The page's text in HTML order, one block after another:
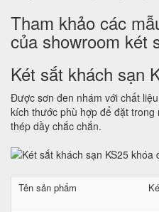
Tham khảo các
của showroom két
Két sắt khách sạn
Được sơn đen nhám với chất
kích thước phù hợp để đặt
thép dầy chắc chắn.
Tên sản phẩm